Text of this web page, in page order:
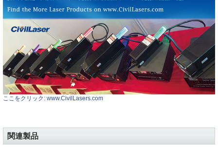
ここをクリック: www.CivilLasers.com
関連製品